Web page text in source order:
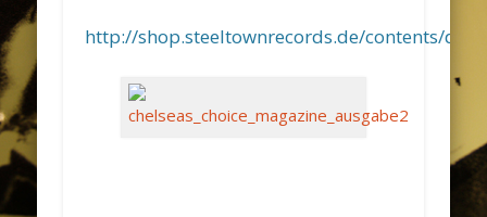
http://shop.steeltownrecords.de/contents/de/